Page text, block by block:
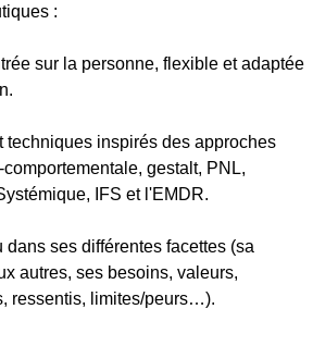
:
sur la personne, flexible et adaptée
techniques inspirés des approches
gestalt, PNL,
IFS et l'EMDR.
dans ses différentes facettes (sa
autres, ses besoins, valeurs,
ressentis, limites/peurs…).